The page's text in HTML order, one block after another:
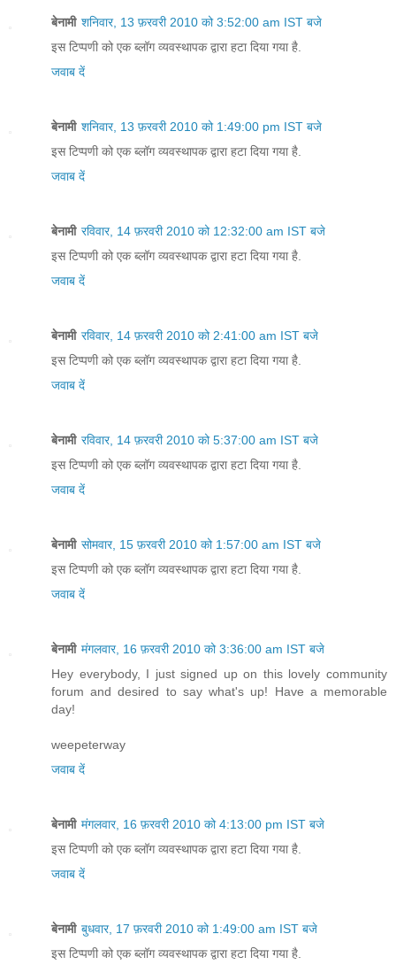
बेनामी शनिवार, 13 फ़रवरी 2010 को 3:52:00 am IST बजे
इस टिप्पणी को एक ब्लॉग व्यवस्थापक द्वारा हटा दिया गया है.
जवाब दें
बेनामी शनिवार, 13 फ़रवरी 2010 को 1:49:00 pm IST बजे
इस टिप्पणी को एक ब्लॉग व्यवस्थापक द्वारा हटा दिया गया है.
जवाब दें
बेनामी रविवार, 14 फ़रवरी 2010 को 12:32:00 am IST बजे
इस टिप्पणी को एक ब्लॉग व्यवस्थापक द्वारा हटा दिया गया है.
जवाब दें
बेनामी रविवार, 14 फ़रवरी 2010 को 2:41:00 am IST बजे
इस टिप्पणी को एक ब्लॉग व्यवस्थापक द्वारा हटा दिया गया है.
जवाब दें
बेनामी रविवार, 14 फ़रवरी 2010 को 5:37:00 am IST बजे
इस टिप्पणी को एक ब्लॉग व्यवस्थापक द्वारा हटा दिया गया है.
जवाब दें
बेनामी सोमवार, 15 फ़रवरी 2010 को 1:57:00 am IST बजे
इस टिप्पणी को एक ब्लॉग व्यवस्थापक द्वारा हटा दिया गया है.
जवाब दें
बेनामी मंगलवार, 16 फ़रवरी 2010 को 3:36:00 am IST बजे
Hey everybody, I just signed up on this lovely community
forum and desired to say what's up! Have a memorable
day!
weepeterway
जवाब दें
बेनामी मंगलवार, 16 फ़रवरी 2010 को 4:13:00 pm IST बजे
इस टिप्पणी को एक ब्लॉग व्यवस्थापक द्वारा हटा दिया गया है.
जवाब दें
बेनामी बुधवार, 17 फ़रवरी 2010 को 1:49:00 am IST बजे
इस टिप्पणी को एक ब्लॉग व्यवस्थापक द्वारा हटा दिया गया है.